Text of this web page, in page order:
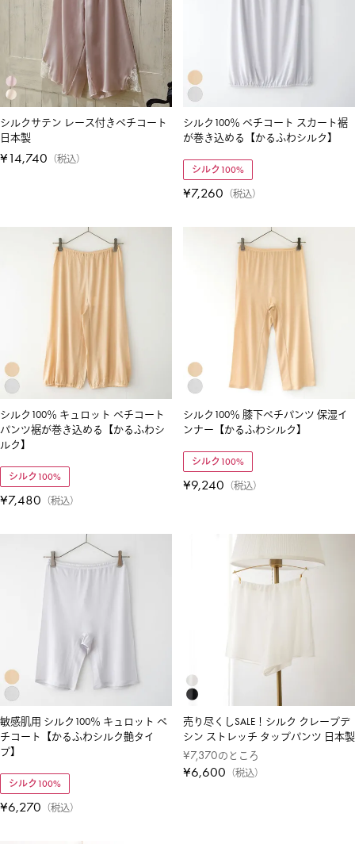
シルクサテン レース付きペチコート
日本製
¥14,740 税込
シルク100％ ペチコート スカート裾
が巻き込める【かるふわシルク】
シルク100%
¥7,260 税込
シルク100％ キュロット ペチコート
パンツ裾が巻き込める【かるふわシ
ルク】
シルク100%
¥7,480 税込
シルク100％ 膝下ペチパンツ 保湿イ
ンナー【かるふわシルク】
シルク100%
¥9,240 税込
敏感肌用 シルク100％ キュロット ペ
チコート【かるふわシルク艶タイ
プ】
シルク100%
¥6,270 税込
売り尽くしSALE！シルク クレープデ
シン ストレッチ タップパンツ 日本製
¥7,370のところ
¥6,600 税込